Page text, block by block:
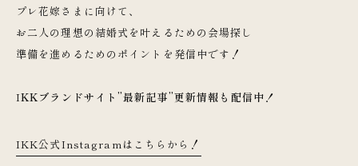
プレ花嫁さまに向けて、
お二人の理想の結婚式を叶えるための会場探し
準備を進めるためのポイントを発信中です！
IKKブランドサイト”最新記事”更新情報も配信中！
IKK公式Instagramはこちらから！